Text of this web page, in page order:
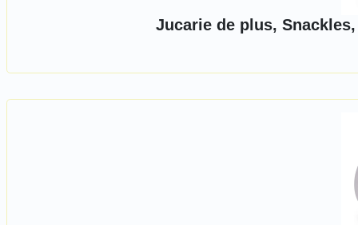
Jucarie de plus,